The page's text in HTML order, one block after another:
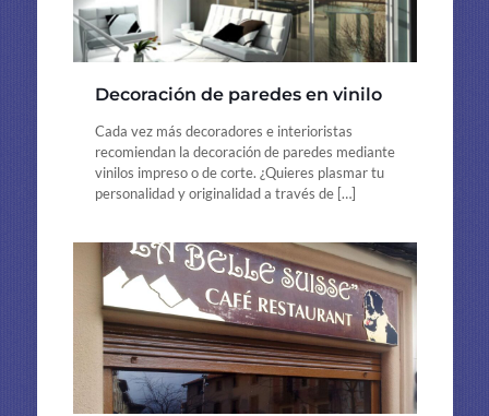
Decoración de paredes en vinilo
Cada vez más decoradores e interioristas
recomiendan la decoración de paredes mediante
vinilos impreso o de corte. ¿Quieres plasmar tu
personalidad y originalidad a través de[…]